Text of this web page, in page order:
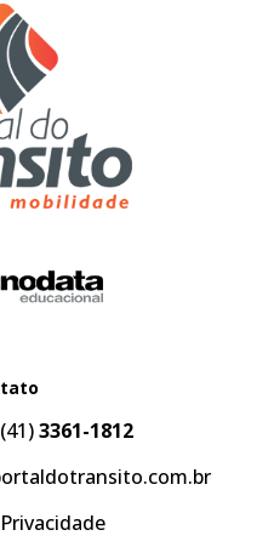
(41)3361-1812